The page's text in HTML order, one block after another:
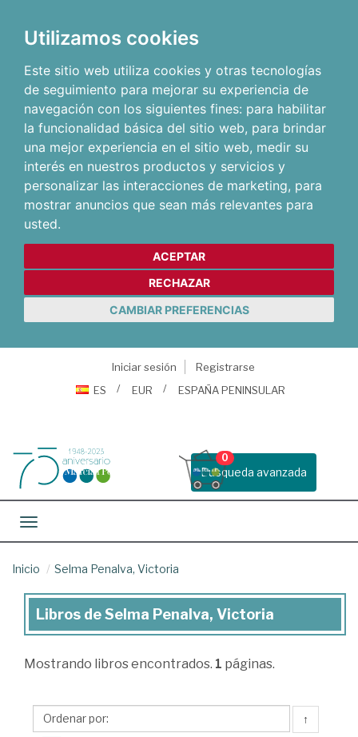
Utilizamos cookies
Este sitio web utiliza cookies y otras tecnologías
de seguimiento para mejorar su experiencia de
navegación con los siguientes fines: para habilitar
la funcionalidad básica del sitio web, para brindar
una mejor experiencia en el sitio web, medir su
interés en nuestros productos y servicios y
personalizar las interacciones de marketing, para
mostrar anuncios que sean más relevantes para
usted.
ACEPTAR
RECHAZAR
CAMBIAR PREFERENCIAS
Iniciar sesión
Registrarse
ES
EUR ESPAÑA PENINSULAR
Busqueda avanzada
0
Toggle navigation
Inicio Selma Penalva, Victoria
Libros
Selma
Victoria
Libros de Selma Penalva, Victoria
Mostrando libros encontrados. 1 páginas.
↑